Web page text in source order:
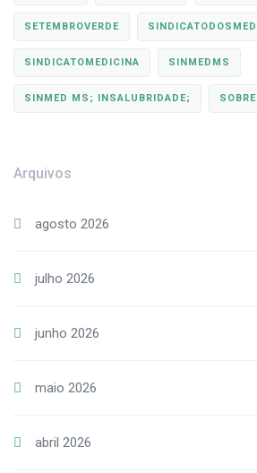
SETEMBROVERDE
SINDICATOMEDICINA SINMEDMS
SINMED MS; INSALUBRIDADE;
Arquivos
agosto 2026
julho 2026
junho 2026
maio 2026
abril 2026